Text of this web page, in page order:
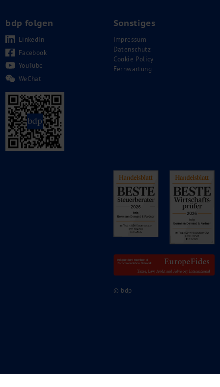
bdp folgen
LinkedIn
Facebook
YouTube
WeChat
Sonstiges
Impressum
Datenschutz
Cookie Policy
Fernwartung
© bdp